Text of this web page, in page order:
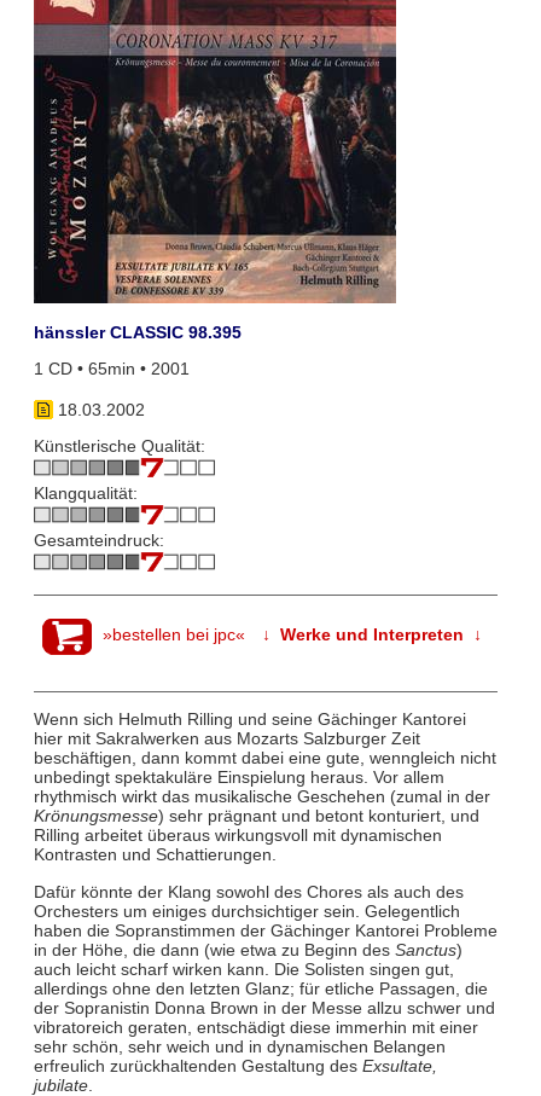
hänssler CLASSIC 98.395
1 CD • 65min • 2001
18.03.2002
Künstlerische Qualität:
Klangqualität:
Gesamteindruck:
»bestellen bei jpc« ↓ Werke und Interpreten ↓
Wenn sich Helmuth Rilling und seine Gächinger Kantorei
hier mit Sakralwerken aus Mozarts Salzburger Zeit
beschäftigen, dann kommt dabei eine gute, wenngleich nicht
unbedingt spektakuläre Einspielung heraus. Vor allem
rhythmisch wirkt das musikalische Geschehen (zumal in der
Krönungsmesse) sehr prägnant und betont konturiert, und
Rilling arbeitet überaus wirkungsvoll mit dynamischen
Kontrasten und Schattierungen.
Dafür könnte der Klang sowohl des Chores als auch des
Orchesters um einiges durchsichtiger sein. Gelegentlich
haben die Sopranstimmen der Gächinger Kantorei Probleme
in der Höhe, die dann (wie etwa zu Beginn des Sanctus)
auch leicht scharf wirken kann. Die Solisten singen gut,
allerdings ohne den letzten Glanz; für etliche Passagen, die
der Sopranistin Donna Brown in der Messe allzu schwer und
vibratoreich geraten, entschädigt diese immerhin mit einer
sehr schön, sehr weich und in dynamischen Belangen
erfreulich zurückhaltenden Gestaltung des Exsultate,
jubilate.